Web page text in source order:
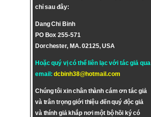
chỉ sau đây:
Dang Chi Binh
PO Box 255-571
Dorchester, MA. 02125, USA
Hoặc quý vị có thể liên lạc với tác giả qua
email:dcbinh38@hotmail.com
Chúng tôi xin chân thành cám ơn tác giả
và trân trọng giới thiệu đến quý độc giả
và thính giả khắp nơi một bộ hồi ký có